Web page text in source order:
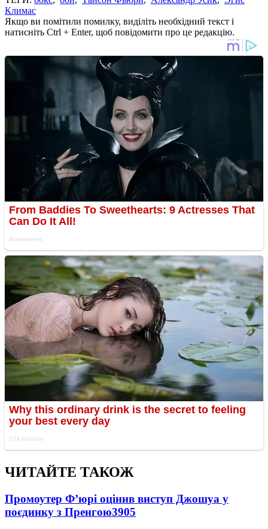
Климас
Якщо ви помітили помилку, виділіть необхідний текст і
натисніть Ctrl + Enter, щоб повідомити про це редакцію.
ЧИТАЙТЕ ТАКОЖ
Промоутер Ф’юрі оцінив виступ Джошуа у
поєдинку з Пренгою3905